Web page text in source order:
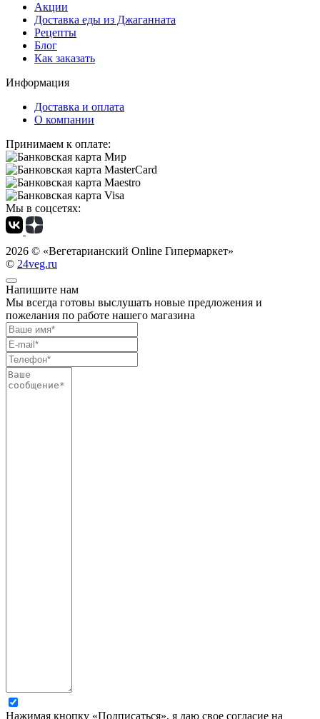
Акции
Доставка еды из Джаганната
Рецепты
Блог
Как заказать
Информация
Доставка и оплата
О компании
Принимаем к оплате:
Мы в соцсетях:
2026 © «Вегетарианский Online Гипермаркет»
© 24veg.ru
Напишите нам
Мы всегда готовы выслушать новые предложения и
пожелания по работе нашего магазина
Нажимая кнопку «Подписаться», я даю свое согласие на